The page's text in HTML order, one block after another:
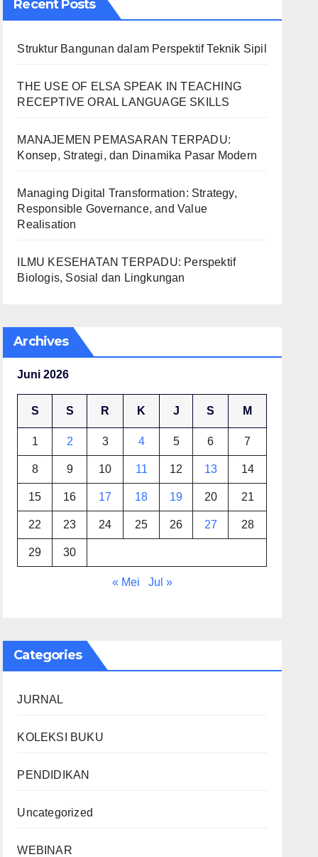
Recent Posts
Struktur Bangunan dalam Perspektif Teknik Sipil
THE USE OF ELSA SPEAK IN TEACHING
RECEPTIVE ORAL LANGUAGE SKILLS
MANAJEMEN PEMASARAN TERPADU:
Konsep, Strategi, dan Dinamika Pasar Modern
Managing Digital Transformation: Strategy,
Responsible Governance, and Value
Realisation
ILMU KESEHATAN TERPADU: Perspektif
Biologis, Sosial dan Lingkungan
Archives
Juni 2026
S S R K J S M
1 2 3 4 5 6 7
8 9 10 11 12 13 14
15 16 17 18 19 20 21
22 23 24 25 26 27 28
29 30
« Mei Jul »
Categories
JURNAL
KOLEKSI BUKU
PENDIDIKAN
Uncategorized
WEBINAR